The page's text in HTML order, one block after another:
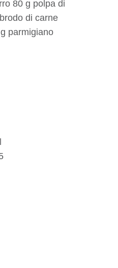
80 g polpa di
di carne
parmigiano